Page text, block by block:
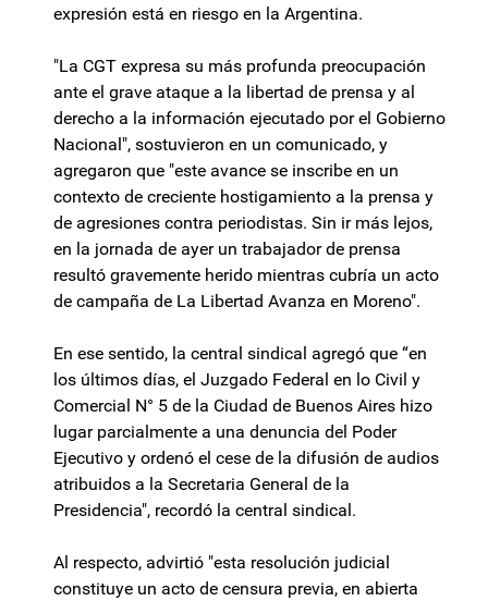
expresión está en riesgo en la Argentina.
"La CGT expresa su más profunda preocupación
ante el grave ataque a la libertad de prensa y al
derecho a la información ejecutado por el Gobierno
Nacional", sostuvieron en un comunicado, y
agregaron que "este avance se inscribe en un
contexto de creciente hostigamiento a la prensa y
de agresiones contra periodistas. Sin ir más lejos,
en la jornada de ayer un trabajador de prensa
resultó gravemente herido mientras cubría un acto
de campaña de La Libertad Avanza en Moreno".
En ese sentido, la central sindical agregó que “en
los últimos días, el Juzgado Federal en lo Civil y
Comercial N° 5 de la Ciudad de Buenos Aires hizo
lugar parcialmente a una denuncia del Poder
Ejecutivo y ordenó el cese de la difusión de audios
atribuidos a la Secretaria General de la
Presidencia", recordó la central sindical.
Al respecto, advirtió "esta resolución judicial
constituye un acto de censura previa, en abierta